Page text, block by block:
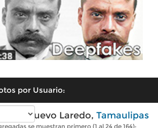
por Usuario:
de Nuevo Laredo, Tamaulipas
se muestran primero (1 al 24 de 164):